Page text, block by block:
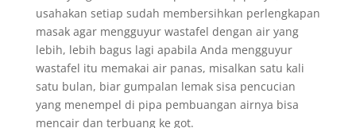
usahakan setiap sudah membersihkan perlengkapan
masak agar mengguyur wastafel dengan air yang
lebih, lebih bagus lagi apabila Anda mengguyur
wastafel itu memakai air panas, misalkan satu kali
satu bulan, biar gumpalan lemak sisa pencucian
yang menempel di pipa pembuangan airnya bisa
mencair dan terbuang ke got.